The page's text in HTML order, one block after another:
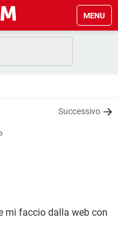
MENU
10
Successivo
mi faccio dalla web con